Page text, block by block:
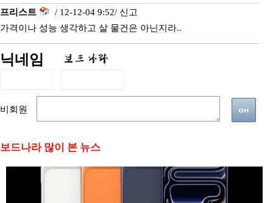
프리스트 / 12-12-04 9:52/ 신고
가격이나 성능 생각하고 살 물건은 아닌지라..
닉네임
비회원
보드나라 많이 본 뉴스